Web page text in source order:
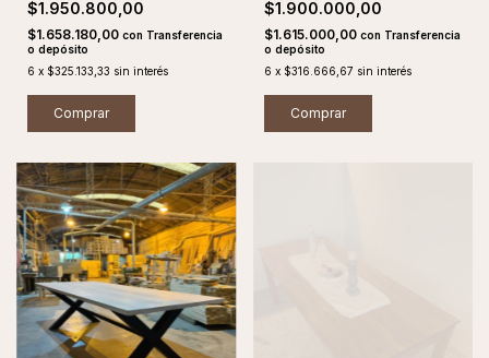
$1.950.800,00
$1.658.180,00 con Transferencia
o depósito
6 x $325.133,33 sin interés
$1.900.000,00
$1.615.000,00 con Transferencia
o depósito
6 x $316.666,67 sin interés